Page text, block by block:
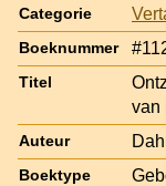
Categorie
Boeknummer
Titel
van
Auteur
Boektype